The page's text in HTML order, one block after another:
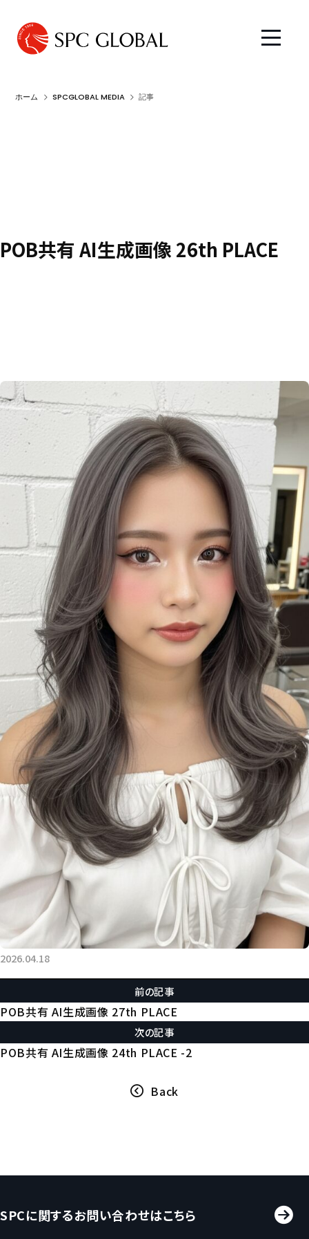
ホーム SPCGLOBAL MEDIA 記事
POB共有 AI生成画像 26th PLACE
2026.04.18
前の記事
POB共有 AI生成画像 27th PLACE
次の記事
POB共有 AI生成画像 24th PLACE -2
Back
SPCに関するお問い合わせはこちら